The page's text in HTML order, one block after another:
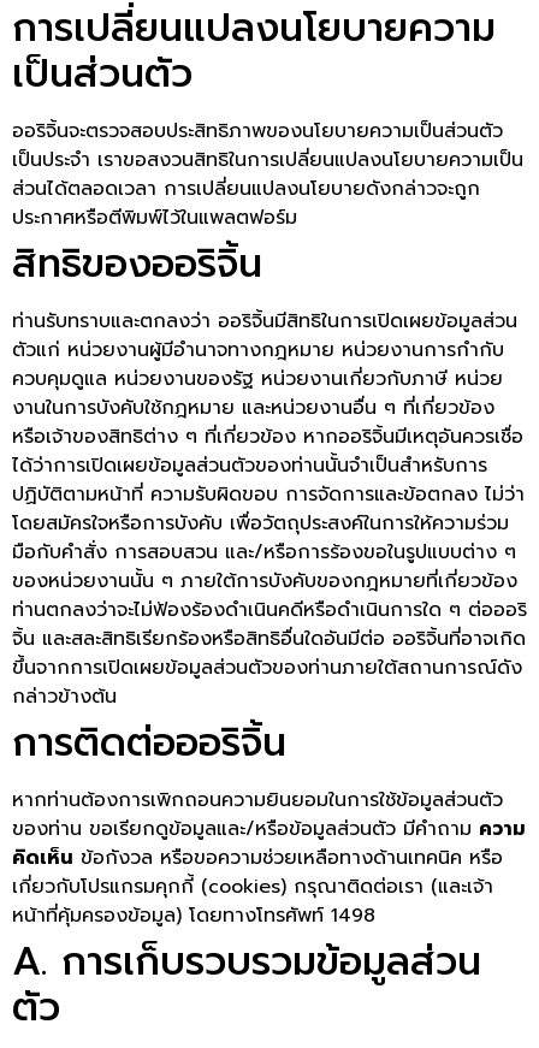
การเปลี่ยนแปลงนโยบายความ
เป็นส่วนตัว
ออริจิ้นจะตรวจสอบประสิทธิภาพของนโยบายความเป็นส่วนตัว
เป็นประจำ เราขอสงวนสิทธิในการเปลี่ยนแปลงนโยบายความเป็น
ส่วนได้ตลอดเวลา การเปลี่ยนแปลงนโยบายดังกล่าวจะถูก
ประกาศหรือตีพิมพ์ไว้ในแพลตฟอร์ม
สิทธิของออริจิ้น
ท่านรับทราบและตกลงว่า ออริจิ้นมีสิทธิในการเปิดเผยข้อมูลส่วน
ตัวแก่ หน่วยงานผู้มีอำนาจทางกฎหมาย หน่วยงานการกำกับ
ควบคุมดูแล หน่วยงานของรัฐ หน่วยงานเกี่ยวกับภาษี หน่วย
งานในการบังคับใช้กฎหมาย และหน่วยงานอื่น ๆ ที่เกี่ยวข้อง
หรือเจ้าของสิทธิต่าง ๆ ที่เกี่ยวข้อง หากออริจิ้นมีเหตุอันควรเชื่อ
ได้ว่าการเปิดเผยข้อมูลส่วนตัวของท่านนั้นจำเป็นสำหรับการ
ปฏิบัติตามหน้าที่ ความรับผิดขอบ การจัดการและข้อตกลง ไม่ว่า
โดยสมัครใจหรือการบังคับ เพื่อวัตถุประสงค์ในการให้ความร่วม
มือกับคำสั่ง การสอบสวน และ/หรือการร้องขอในรูปแบบต่าง ๆ
ของหน่วยงานนั้น ๆ ภายใต้การบังคับของกฎหมายที่เกี่ยวข้อง
ท่านตกลงว่าจะไม่ฟ้องร้องดำเนินคดีหรือดำเนินการใด ๆ ต่อออริ
จิ้น และสละสิทธิเรียกร้องหรือสิทธิอื่นใดอันมีต่อ ออริจิ้นที่อาจเกิด
ขึ้นจากการเปิดเผยข้อมูลส่วนตัวของท่านภายใต้สถานการณ์ดัง
กล่าวข้างต้น
การติดต่อออริจิ้น
หากท่านต้องการเพิกถอนความยินยอมในการใช้ข้อมูลส่วนตัว
ของท่าน ขอเรียกดูข้อมูลและ/หรือข้อมูลส่วนตัว มีคำถาม ความ
คิดเห็น ข้อกังวล หรือขอความช่วยเหลือทางด้านเทคนิค หรือ
เกี่ยวกับโปรแกรมคุกกี้ (cookies) กรุณาติดต่อเรา (และเจ้า
หน้าที่คุ้มครองข้อมูล) โดยทางโทรศัพท์ 1498
A. การเก็บรวบรวมข้อมูลส่วน
ตัว